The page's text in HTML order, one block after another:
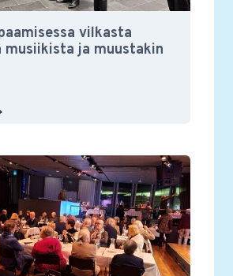
vilkasta
musiikista ja muustakin